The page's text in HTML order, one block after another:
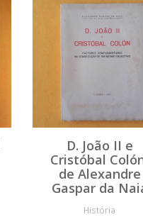
D. João II e
Cristóbal
de Alexandre
Gaspar da
História